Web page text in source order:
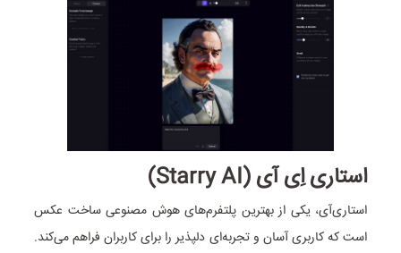
استاری‌ اِی آی (Starry AI)
استاری‌آی، یکی از بهترین پلتفرم‌های هوش مصنوعی ساخت عکس
است که کاربری آسان و تجربه‌ای دلپذیر را برای کاربران فراهم می‌کند.